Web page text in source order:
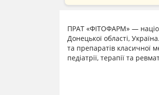
ПРАТ «ФІТОФАРМ» —
Донецької області,
та препаратів класичної
педіатрії, терапії та